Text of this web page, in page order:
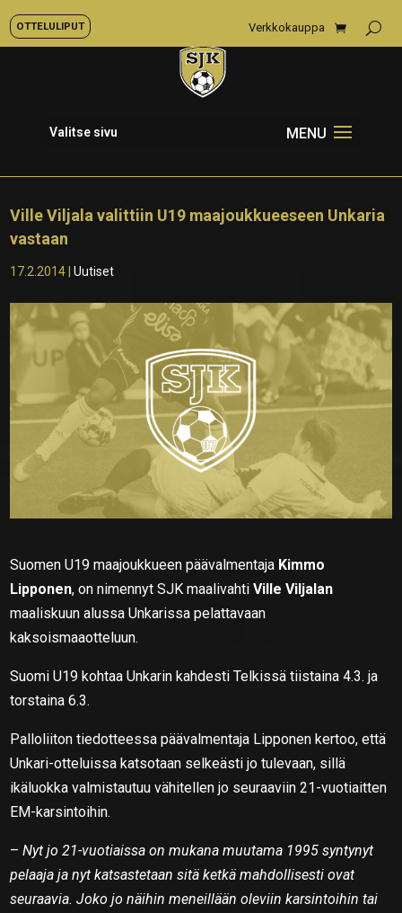
OTTELULIPUT Verkkokauppa
Valitse sivu
Ville Viljala valittiin U19 maajoukkueeseen Unkaria
vastaan
17.2.2014 |Uutiset
Suomen U19 maajoukkueen päävalmentaja Kimmo
Lipponen, on nimennyt SJK maalivahtiVille Viljalan
maaliskuun alussa Unkarissa pelattavaan
kaksoismaaotteluun.
Suomi U19 kohtaa Unkarin kahdesti Telkissä tiistaina 4.3. ja
torstaina 6.3.
Palloliiton tiedotteessa päävalmentaja Lipponen kertoo, että
Unkari-otteluissa katsotaan selkeästi jo tulevaan, sillä
ikäluokka valmistautuu vähitellen jo seuraaviin 21-vuotiaitten
EM-karsintoihin.
–Nyt jo 21-vuotiaissa on mukana muutama 1995 syntynyt
pelaaja ja nyt katsastetaan sitä ketkä mahdollisesti ovat
seuraavia. Joko jo näihin meneillään oleviin karsintoihin tai